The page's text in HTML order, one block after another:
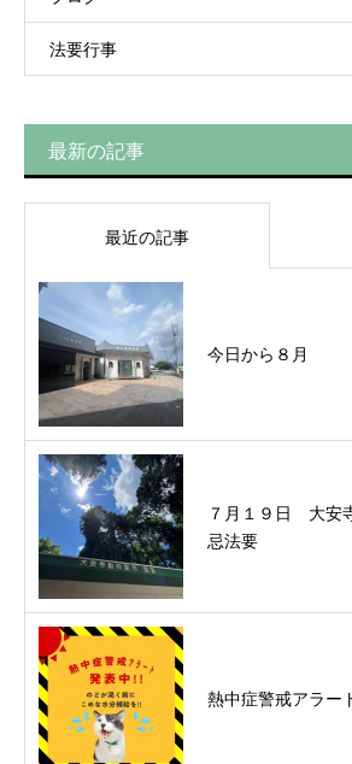
法要行事
最新の記事
最近の記事
今日から８月
７月１９日 大安
忌法要
熱中症警戒アラー